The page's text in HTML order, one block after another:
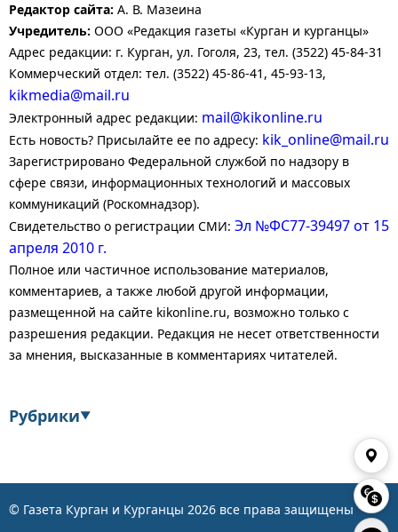
Редактор сайта: А. В. Мазеина
Учредитель: ООО «Редакция газеты «Курган и курганцы»
Адрес редакции: г. Курган, ул. Гоголя, 23, тел. (3522) 45-84-31
Коммерческий отдел: тел. (3522) 45-86-41, 45-93-13,
kikmedia@mail.ru
Электронный адрес редакции: mail@kikonline.ru
Есть новость? Присылайте ее по адресу: kik_online@mail.ru
Зарегистрировано Федеральной службой по надзору в
сфере связи, информационных технологий и массовых
коммуникаций (Роскомнадзор).
Свидетельство о регистрации СМИ: Эл №ФС77-39497 от 15
апреля 2010 г.
Полное или частичное использование материалов,
комментариев, а также любой другой информации,
размещенной на сайте kikonline.ru, возможно только с
разрешения редакции. Редакция не несет ответственности
за мнения, высказанные в комментариях читателей.
Рубрики▼
© Газета Курган и Курганцы 2026 все права защищены